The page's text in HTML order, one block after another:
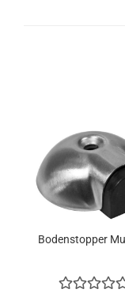
Bo­den­stop­per